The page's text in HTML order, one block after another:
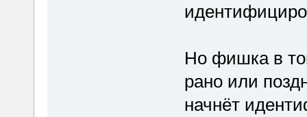
Но фишка в
рано или
начнёт